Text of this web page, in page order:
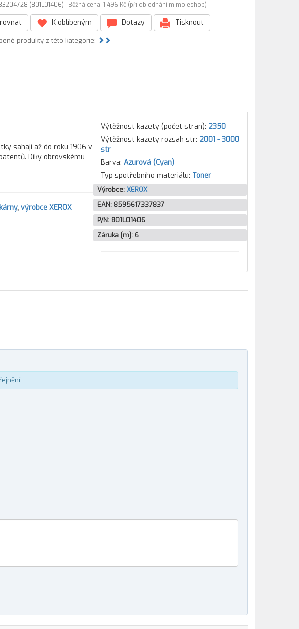
(801L01406) Běžná cena: 1 496 Kč (při objednání mimo eshop)
K oblíbeným Dotazy Tisknout
produkty z této kategorie:
sahají až do roku 1906 v
Díky obrovskému
, výrobce XEROX
Výtěžnost kazety (počet stran): 2350
Výtěžnost kazety rozsah str: 2001 - 3000
str
Barva: Azurová (Cyan)
Typ spotřebního materiálu: Toner
Výrobce: XEROX
EAN: 8595617337837
P/N: 801L01406
Záruka [m]: 6